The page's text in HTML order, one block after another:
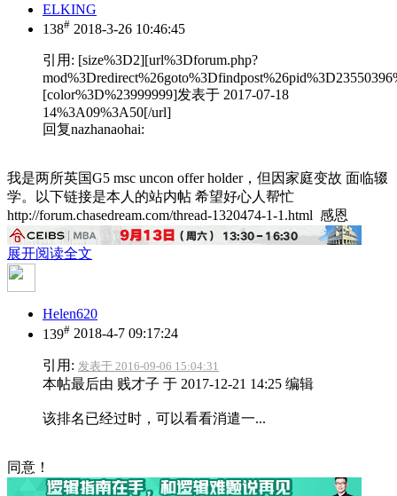
ELKING
138# 2018-3-26 10:46:45
引用: [size%3D2][url%3Dforum.php?
[color%3D%23999999]发表于 2017-07-18
14%3A09%3A50[/url]
回复nazhanaohai:
我是两所英国G5 msc uncon offer holder，但因家庭变故 面临辍
学。以下链接是本人的站内帖 希望好心人帮忙
http://forum.chasedream.com/thread-1320474-1-1.html 感恩
展开阅读全文
Helen620
139# 2018-4-7 09:17:24
引用: 发表于 2016-09-06 15:04:31
本帖最后由 贱才子 于 2017-12-21 14:25 编辑
该排名已经过时，可以看看消遣一...
同意！